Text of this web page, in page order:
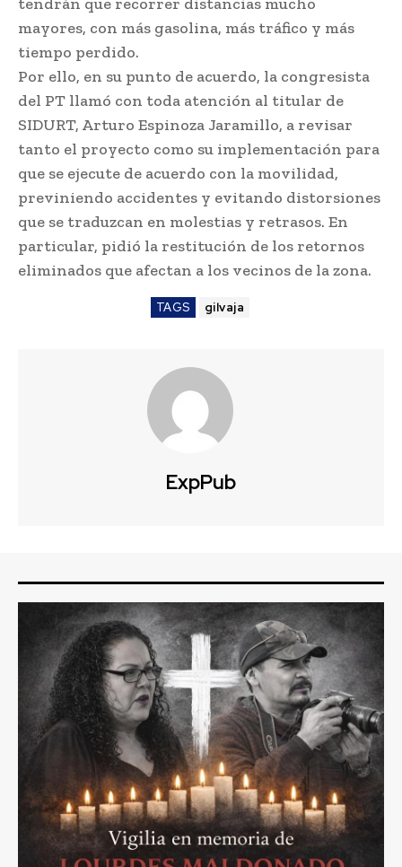
mayores, con más gasolina, más tráfico y más
tiempo perdido.
Por ello, en su punto de acuerdo, la congresista
del PT llamó con toda atención al titular de
SIDURT, Arturo Espinoza Jaramillo, a revisar
tanto el proyecto como su implementación para
que se ejecute de acuerdo con la movilidad,
previniendo accidentes y evitando distorsiones
que se traduzcan en molestias y retrasos. En
particular, pidió la restitución de los retornos
eliminados que afectan a los vecinos de la zona.
TAGS gilvaja
ExpPub